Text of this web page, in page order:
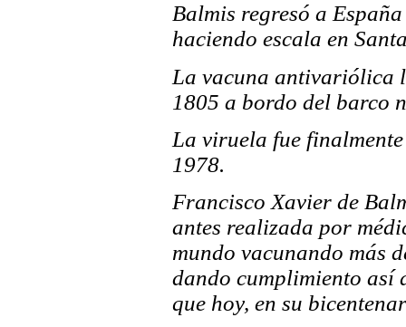
Balmis regresó a
haciendo escala en
La vacuna antivariólica
1805 a bordo del barco
La viruela fue
1978.
Francisco Xavier de
antes realizada por
mundo vacunando más
dando cumplimiento así
que hoy, en su